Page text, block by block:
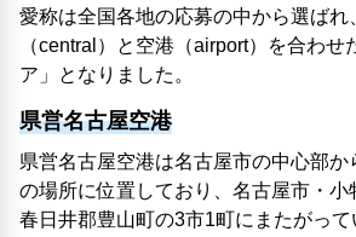
愛称は全国各地の応募の中から選ばれ
（central）と空港（airport）を合わせ
ア」となりました。
県営名古屋空港
県営名古屋空港は名古屋市の中心部
の場所に位置しており、名古屋市・小
春日井郡豊山町の3市1町にまたがって